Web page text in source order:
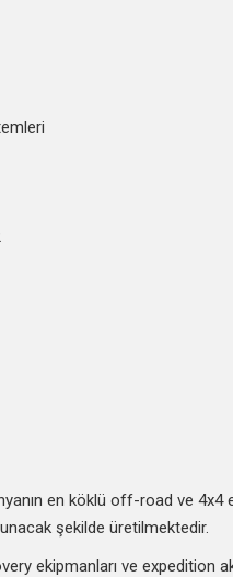
en köklü off-road ve
şekilde üretilmektedir.
ekipmanları ve expedition